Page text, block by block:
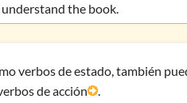
the book.
verbos de estado, también
de acción .